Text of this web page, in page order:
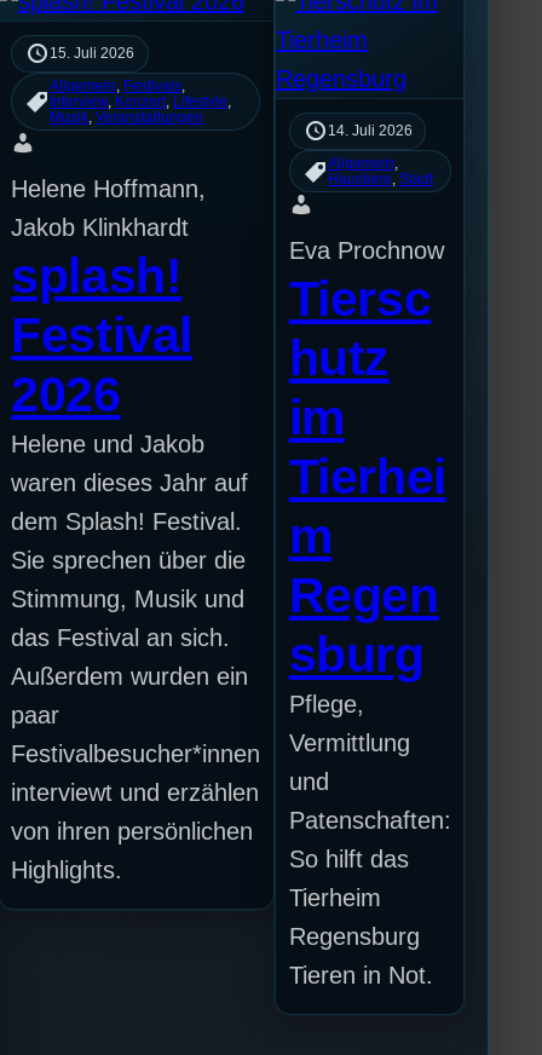
15. Juli 2026
Allgemein Festivals
Interview, Konzert Lifestyle
Musik , Veranstaltungen
Helene Hoffmann,
Jakob Klinkhardt
splash!
Festival
2026
Helene und Jakob
waren dieses Jahr auf
dem Splash! Festival.
Sie sprechen über die
Stimmung, Musik und
das Festival an sich.
Außerdem wurden ein
paar
Festivalbesucher*innen
interviewt und erzählen
von ihren persönlichen
Highlights.
14. Juli 2026
Allgemein
Haustiere Stadt
Eva Prochnow
Tiersc
hutz
im
Tierhei
m
Regen
sburg
Pflege,
Vermittlung
und
Patenschaften:
So hilft das
Tierheim
Regensburg
Tieren in Not.